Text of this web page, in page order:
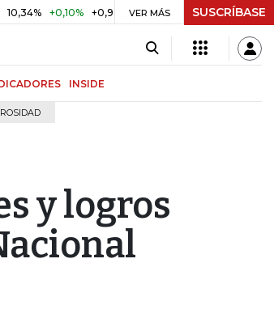
+0,10% +0,98% UVR $ 416,91 +$ 0,05 +0,01%
VER MÁS SUSCRÍBASE
INSIDE
y logros